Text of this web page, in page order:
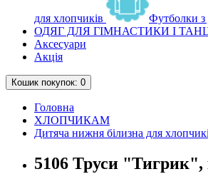
для хлопчиків Футболки з
ОДЯГ ДЛЯ ГІМНАСТИКИ І
Аксесуари
Акція
Кошик покупок: 0
Головна
ХЛОПЧИКАМ
Дитяча нижня білизна для
5106 Труси "Тигрик",